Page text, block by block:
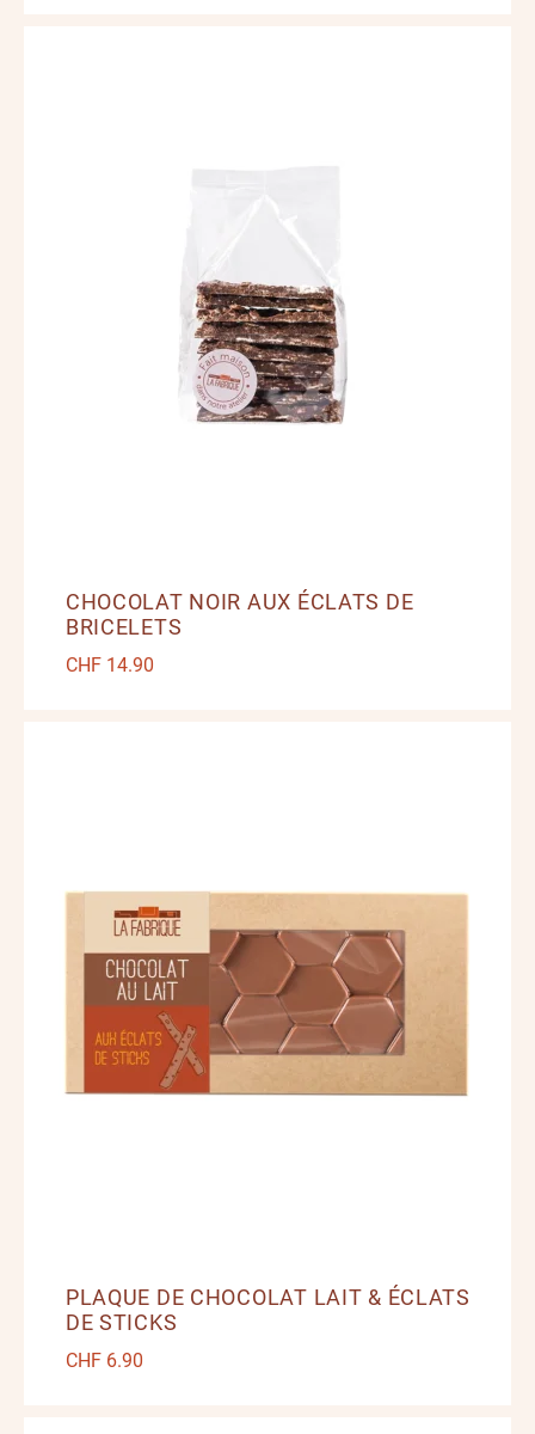
CHOCOLAT NOIR AUX ÉCLATS DE
BRICELETS
CHF14.90
PLAQUE DE CHOCOLAT LAIT & ÉCLATS
DE STICKS
CHF6.90